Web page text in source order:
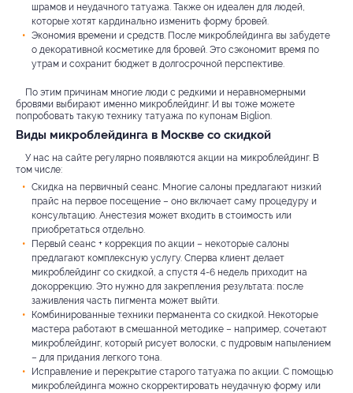
шрамов и неудачного татуажа. Также он идеален для людей,
которые хотят кардинально изменить форму бровей.
Экономия времени и средств. После микроблейдинга вы забудете
о декоративной косметике для бровей. Это сэкономит время по
утрам и сохранит бюджет в долгосрочной перспективе.
По этим причинам многие люди с редкими и неравномерными
бровями выбирают именно микроблейдинг. И вы тоже можете
попробовать такую технику татуажа по купонам Biglion.
Виды микроблейдинга в Москве со скидкой
У нас на сайте регулярно появляются акции на микроблейдинг. В
том числе:
Скидка на первичный сеанс. Многие салоны предлагают низкий
прайс на первое посещение – оно включает саму процедуру и
консультацию. Анестезия может входить в стоимость или
приобретаться отдельно.
Первый сеанс + коррекция по акции – некоторые салоны
предлагают комплексную услугу. Сперва клиент делает
микроблейдинг со скидкой, а спустя 4-6 недель приходит на
докоррекцию. Это нужно для закрепления результата: после
заживления часть пигмента может выйти.
Комбинированные техники перманента со скидкой. Некоторые
мастера работают в смешанной методике – например, сочетают
микроблейдинг, который рисует волоски, с пудровым напылением
– для придания легкого тона.
Исправление и перекрытие старого татуажа по акции. С помощью
микроблейдинга можно скорректировать неудачную форму или